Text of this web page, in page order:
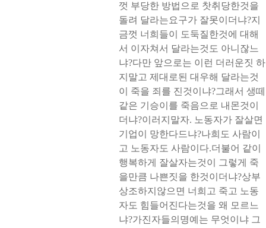
껏 부당한 방법으로 찻취당한것을
돌려 달라는요구가 잘못이더냐?지
금껏 너희들이 도둑질한것에 대해
서 이자쳐서 달라는것도 아니잖느
냐?다만 앞으로는 이런 더러운짓 하
지말고 제대로된 대우해 달라는것
이 죽을 죄를 진것이냐?그래서 생떼
같은 기승이를 죽음으로 내몬것이
더냐?이러지말자. 노동자가 잘살면
기업이 망한다드냐?나희도 사람이
고 노동자도 사람이다.더불어 같이
행복하게 잘살자는것이 그렇게 죽
을만큼 나쁜짓을 한것이더냐?상부
상조하지않으면 너희고 죽고 노동
자도 힘들어진다는것을 왜 모르느
냐?가진자들의명예는 무엇이냐 그